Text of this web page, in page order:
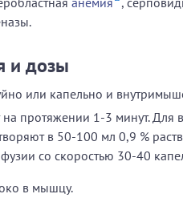
и дозы
или капельно и
протяжении 1-3 минут. Для
в 50-100 мл 0,9 %
со скоростью 30-40
в мышцу.